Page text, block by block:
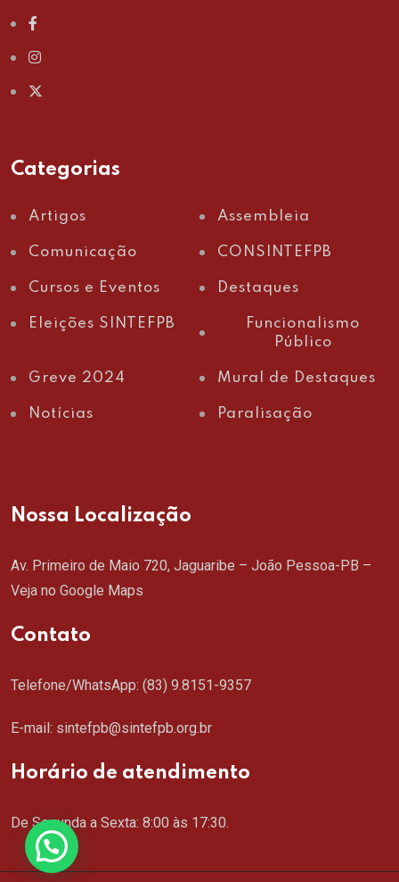
Categorias
Artigos Assembleia
Comunicação CONSINTEFPB
Cursos e Eventos Destaques
Eleições SINTEFPB
Funcionalismo
Público
Greve 2024 Mural de Destaques
Notícias Paralisação
Nossa Localização
Av. Primeiro de Maio 720, Jaguaribe – João Pessoa-PB –
Veja no Google Maps
Contato
Telefone/WhatsApp: (83) 9.8151-9357
E-mail: sintefpb@sintefpb.org.br
Horário de atendimento
De Segunda a Sexta: 8:00 às 17:30.